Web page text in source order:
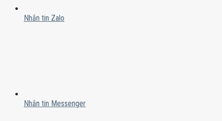
Nhắn tin Zalo
Nhắn tin Messenger